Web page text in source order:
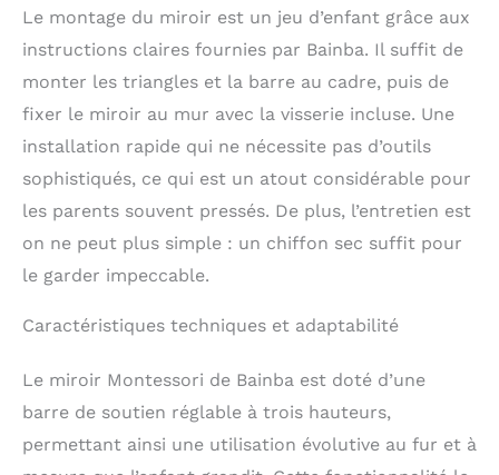
excellent support pour
encourager les
´exploration et la
coordination.
BARRE
D´APPUI INCLUSE:
Équipé d´une barre de
soutien 3 positions, il
permet à bébé de le
hisser et de se
confiance en soi dés
ÉVOLUTIF ET
fois la phase d
´apprentissage
terminée, la barre peut
Le montage du miroir est un jeu d’enfant grâce aux
instructions claires fournies par Bainba. Il suffit de
monter les triangles et la barre au cadre, puis de
fixer le miroir au mur avec la visserie incluse. Une
installation rapide qui ne nécessite pas d’outils
sophistiqués, ce qui est un atout considérable pour
les parents souvent pressés. De plus, l’entretien est
on ne peut plus simple : un chiffon sec suffit pour
le garder impeccable.
Caractéristiques techniques et adaptabilité
Le miroir Montessori de Bainba est doté d’une
barre de soutien réglable à trois hauteurs,
permettant ainsi une utilisation évolutive au fur et à